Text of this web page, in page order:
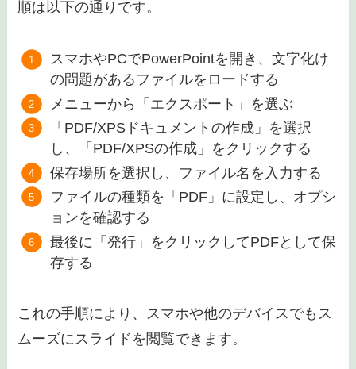
順は以下の通りです。
スマホやPCでPowerPointを開き、文字化け
の問題があるファイルをロードする
メニューから「エクスポート」を選ぶ
「PDF/XPSドキュメントの作成」を選択
し、「PDF/XPSの作成」をクリックする
保存場所を選択し、ファイル名を入力する
ファイルの種類を「PDF」に設定し、オプシ
ョンを確認する
最後に「発行」をクリックしてPDFとして保
存する
これの手順により、スマホや他のデバイスでもス
ムーズにスライドを閲覧できます​。